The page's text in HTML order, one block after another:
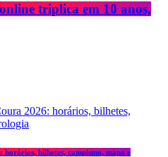
triplica em 10 anos,
horários, bilhetes, campismo, mapa e